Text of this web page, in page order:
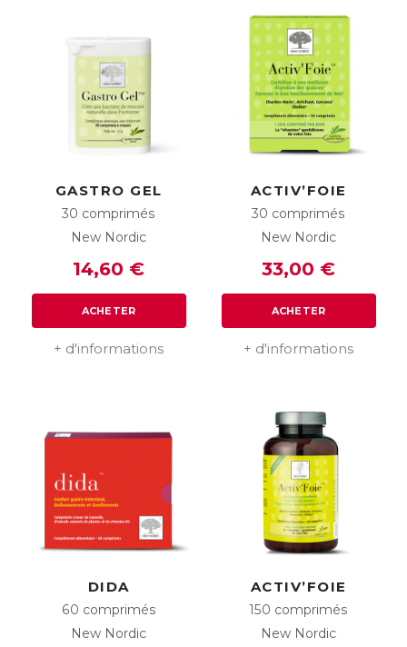
GASTRO GEL
30 comprimés
New Nordic
14,60 €
ACHETER
+ d'informations
ACTIV’FOIE
30 comprimés
New Nordic
33,00 €
ACHETER
+ d'informations
DIDA
60 comprimés
New Nordic
ACTIV’FOIE
150 comprimés
New Nordic